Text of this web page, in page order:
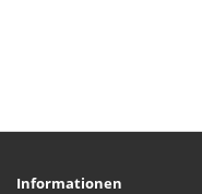
Informationen